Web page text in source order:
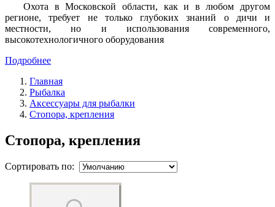
Охота в Московской области, как и в любом другом
регионе, требует не только глубоких знаний о дичи и
местности, но и использования современного,
высокотехнологичного оборудования
Подробнее
Главная
Рыбалка
Аксессуары для рыбалки
Стопора, крепления
Стопора, крепления
Сортировать по: